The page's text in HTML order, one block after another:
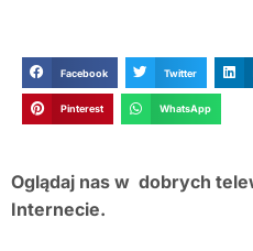
Facebook Twitter
Pinterest WhatsApp
Oglądaj nas w dobrych
Internecie.